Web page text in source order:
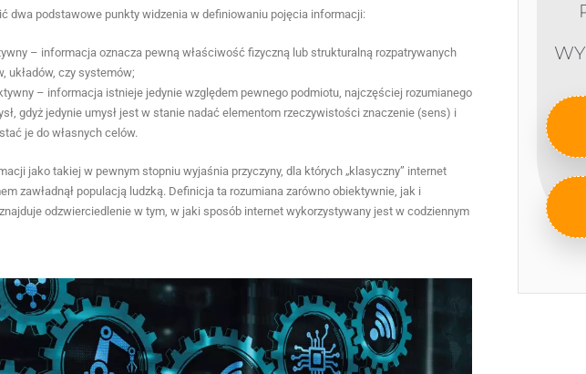
dwa podstawowe punkty widzenia w definiowaniu pojęcia informacji:
– informacja oznacza pewną właściwość fizyczną lub strukturalną rozpatrywanych
układów, czy systemów;
– informacja istnieje jedynie względem pewnego podmiotu, najczęściej rozumianego
gdyż jedynie umysł jest w stanie nadać elementom rzeczywistości znaczenie (sens) i
je do własnych celów.
jako takiej w pewnym stopniu wyjaśnia przyczyny, dla których „klasyczny” internet
zawładnął populacją ludzką. Definicja ta rozumiana zarówno obiektywnie, jak i
odzwierciedlenie w tym, w jaki sposób internet wykorzystywany jest w codziennym